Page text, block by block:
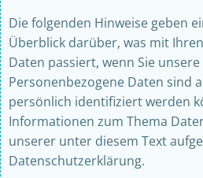
Die folgenden Hinweise geben
Überblick darüber, was mit
Daten passiert, wenn Sie
Personenbezogene Daten sind
persönlich identifiziert werden
Informationen zum Thema
unserer unter diesem Text
Datenschutzerklärung.